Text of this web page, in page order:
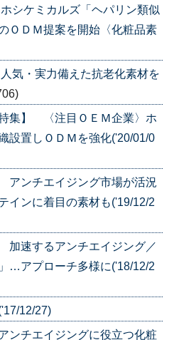
シケミカルズ「ヘパリン類似
ＯＤＭ提案を開始〈化粧品素
気・実力備えた抗老化素材を
集】 〈注目ＯＥＭ企業〉ホ
設置しＯＤＭを強化('20/01/0
アンチエイジング市場が活況
インに着目の素材も('19/12/2
加速するアンチエイジング／
…アプローチ多様に('18/12/2
12/27)
ンチエイジングに役立つ化粧